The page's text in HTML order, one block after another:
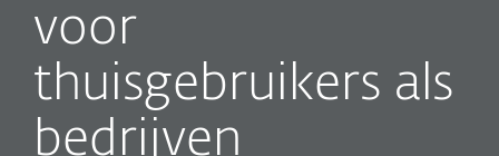
voor
thuisgebruikers als
bedrijven